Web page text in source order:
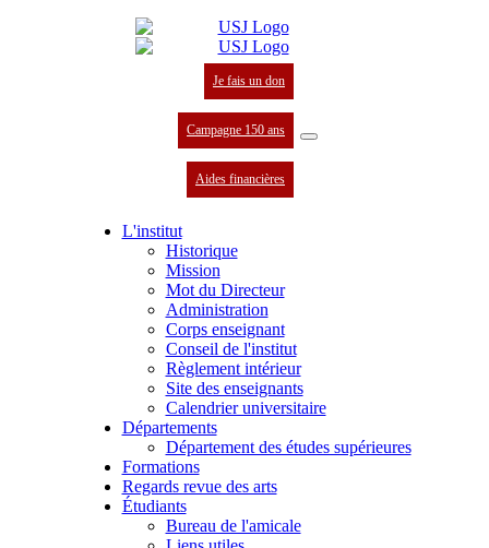
Je fais un don
Campagne 150 ans
Aides financières
L'institut
Historique
Mission
Mot du Directeur
Administration
Corps enseignant
Conseil de l'institut
Règlement intérieur
Site des enseignants
Calendrier universitaire
Départements
Département des études supérieures
Formations
Regards revue des arts
Étudiants
Bureau de l'amicale